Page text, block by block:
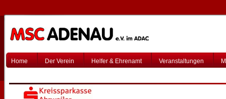
Home Der Verein Helfer & Ehrenamt Veranstaltungen